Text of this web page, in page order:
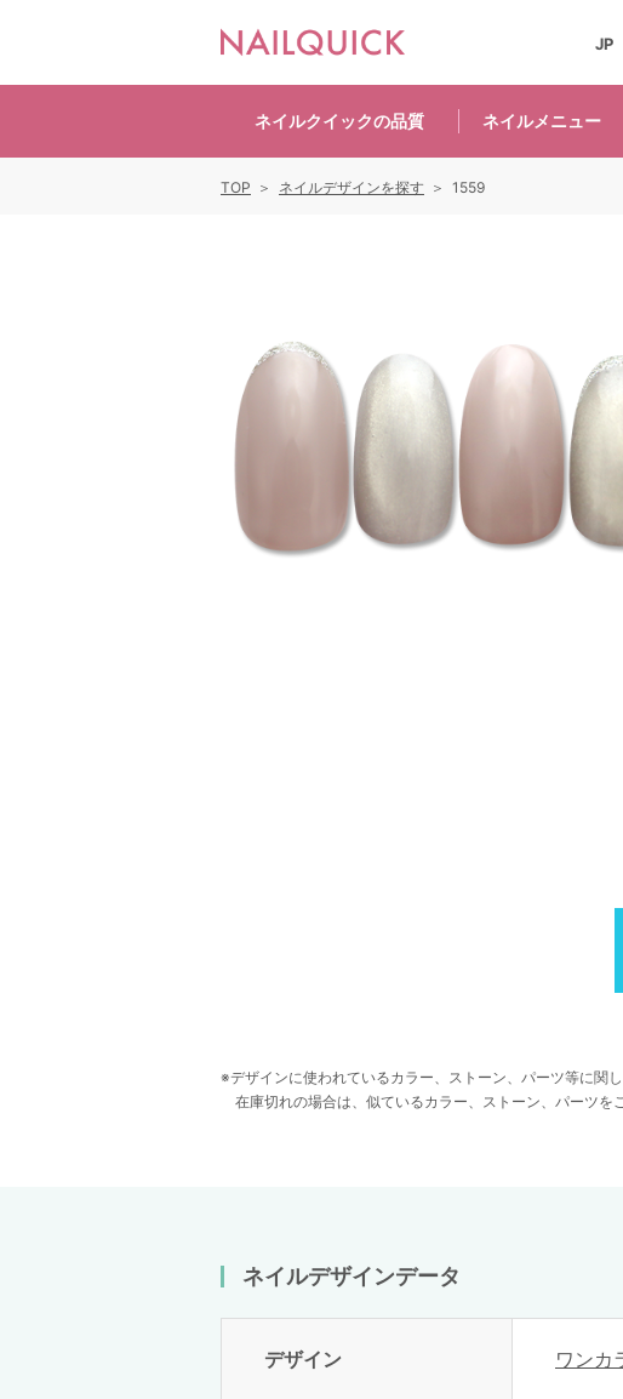
ネイルクイックの品質 ネイルメニュー
JP
デザインに使われているカラー、ストーン、パーツ等に関
在庫切れの場合は、似ているカラー、ストーン、パーツ
ネイルデザインデータ
デザイン ワンカ
TOP ネイルデザインを探す 1559